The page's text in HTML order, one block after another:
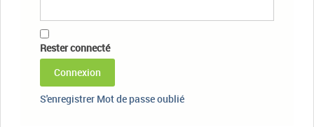
Rester connecté
Connexion
S'enregistrer Mot de passe oublié